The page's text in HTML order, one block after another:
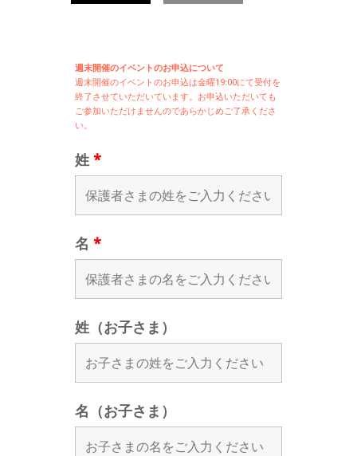
週末開催のイベントのお申込について
週末開催のイベントのお申込は金曜19:00にて受付を
終了させていただいています。お申込いただいても
ご参加いただけませんのであらかじめご了承くださ
い。
姓 *
名 *
姓（お子さま）
名（お子さま）